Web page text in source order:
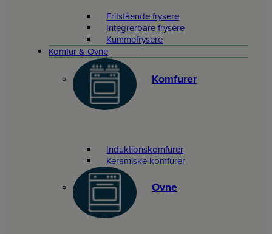
Fritstående frysere
Integrerbare frysere
Kummefrysere
Komfur & Ovne
Komfurer
Induktionskomfurer
Keramiske komfurer
Ovne